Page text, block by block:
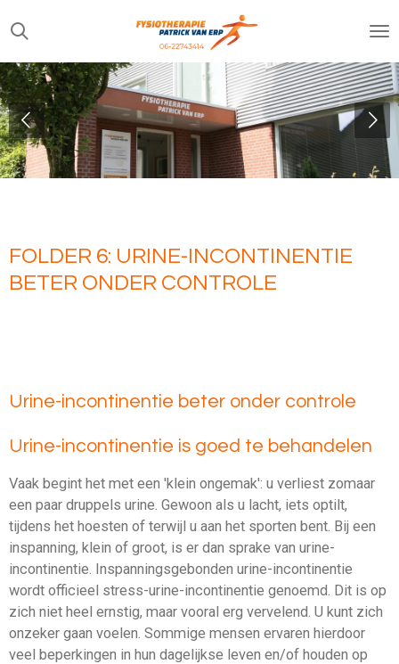
Ga
direct
naar
de
hoofdinhoud
FOLDER 6: URINE-INCONTINENTIE
BETER ONDER CONTROLE
Urine-incontinentie beter onder controle
Urine-incontinentie is goed te behandelen
Vaak begint het met een 'klein ongemak': u verliest zomaar
een paar druppels urine. Gewoon als u lacht, iets optilt,
tijdens het hoesten of terwijl u aan het sporten bent. Bij een
inspanning, klein of groot, is er dan sprake van urine-
incontinentie. Inspanningsgebonden urine-incontinentie
wordt officieel stress-urine-incontinentie genoemd. Dit is op
zich niet heel ernstig, maar vooral erg vervelend. U kunt zich
onzeker gaan voelen. Sommige mensen ervaren hierdoor
veel beperkingen in hun dagelijkse leven en/of houden op